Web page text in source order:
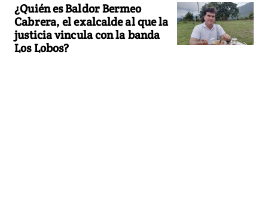
¿Quién es Baldor Bermeo
Cabrera, el exalcalde al que la
justicia vincula con la banda
Los Lobos?